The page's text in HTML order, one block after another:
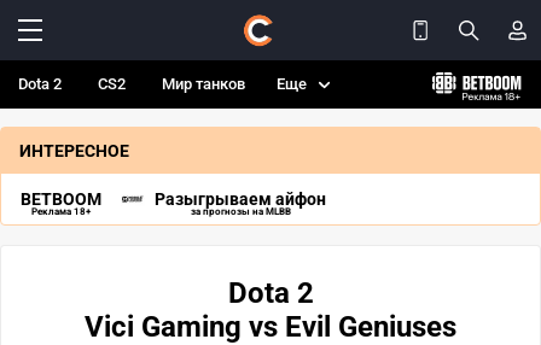
Dota 2 CS2 Мир танков Еще
ИНТЕРЕСНОЕ
BETBOOM
Реклама 18+
Разыгрываем айфон
за прогнозы на MLBB
Dota 2
Vici Gaming vs Evil Geniuses